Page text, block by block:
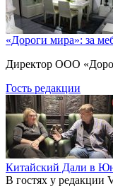
«Дороги мира»: за
Директор ООО
Гость редакции
Китайский Дали в
В гостях у редакции